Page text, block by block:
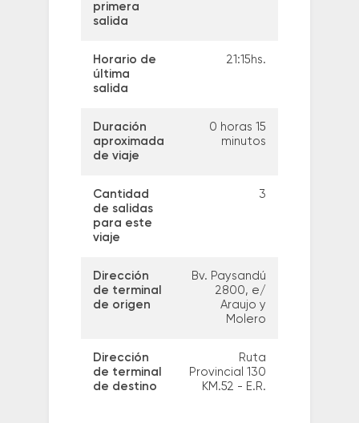
primera
salida
Horario de
última
salida
21:15hs.
Duración
aproximada
de viaje
0 horas 15
minutos
Cantidad
de salidas
para este
viaje
3
Dirección
de terminal
de origen
Bv. Paysandú
2800, e/
Araujo y
Molero
Dirección
de terminal
de destino
Ruta
Provincial 130
KM.52 - E.R.